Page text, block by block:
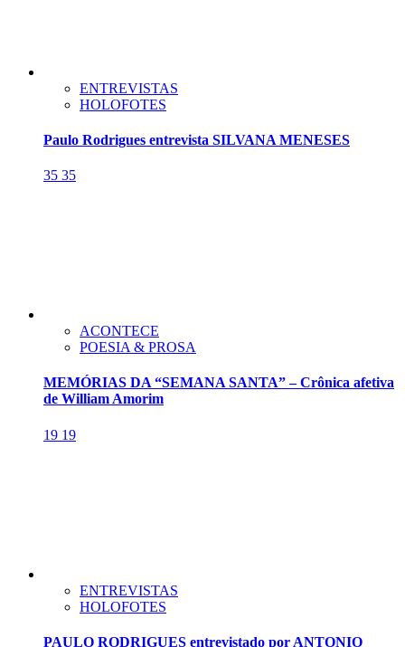
ENTREVISTAS
HOLOFOTES
Paulo Rodrigues entrevista SILVANA MENESES
35 35
ACONTECE
POESIA & PROSA
MEMÓRIAS DA “SEMANA SANTA” – Crônica afetiva
de William Amorim
19 19
ENTREVISTAS
HOLOFOTES
PAULO RODRIGUES entrevistado por ANTONIO